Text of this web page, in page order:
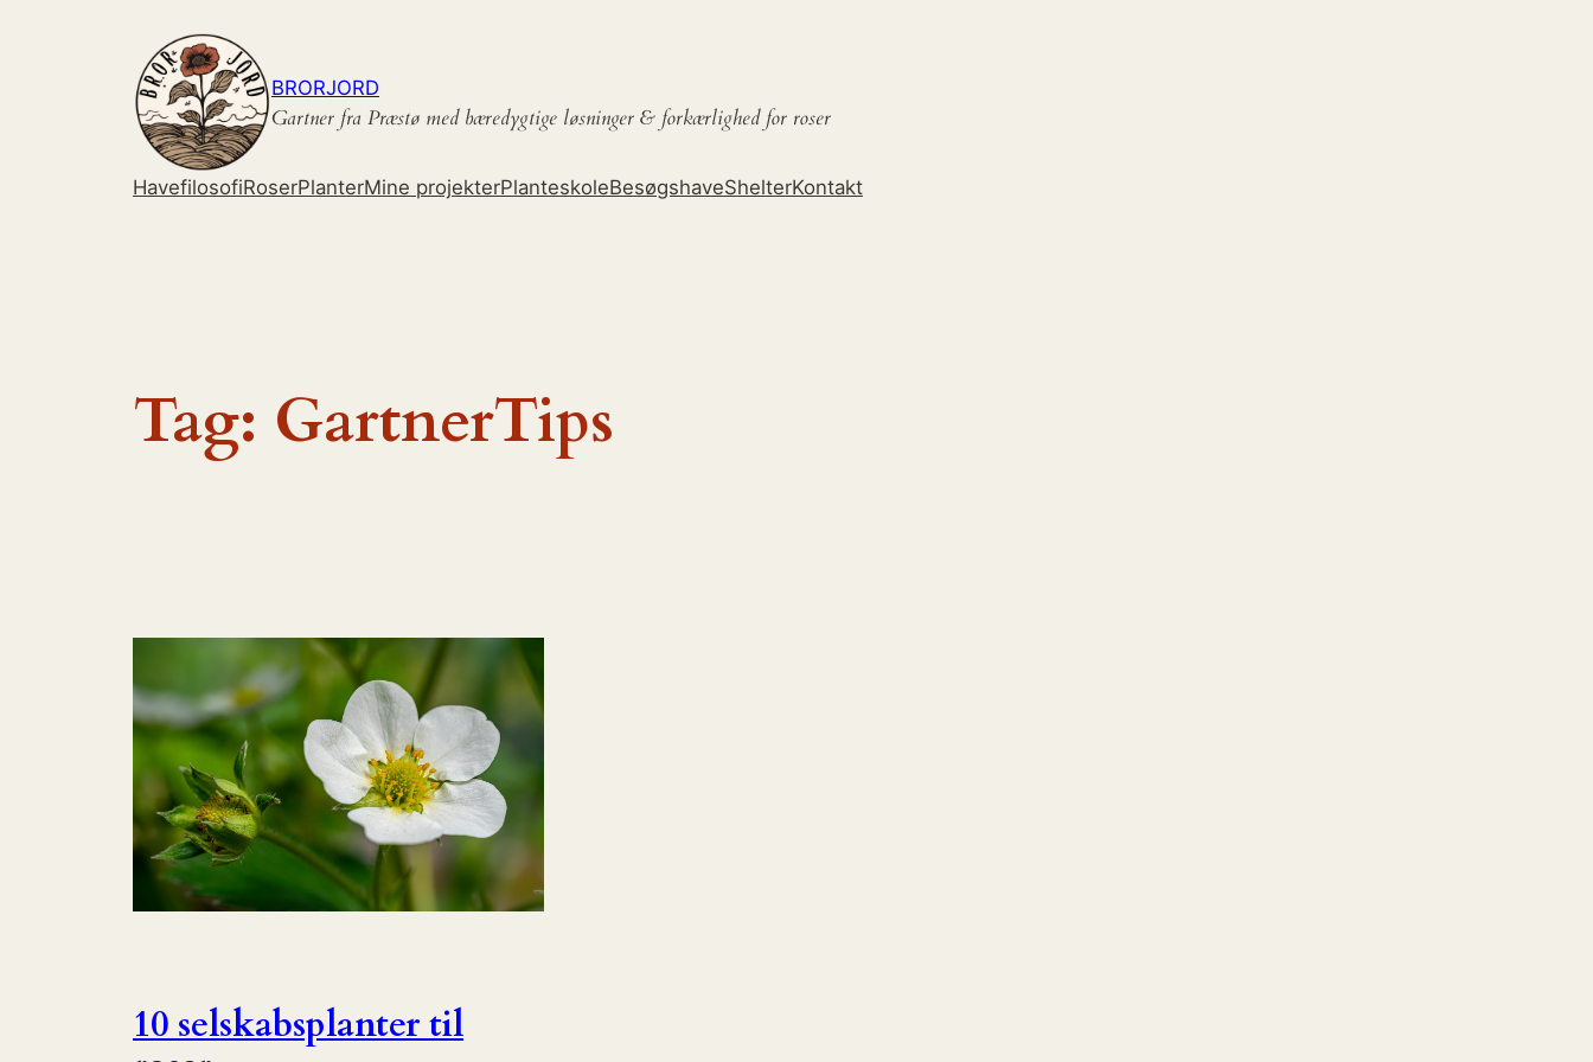
BRORJORD
Gartner fra Præstø med bæredygtige løsninger & forkærlighed for roser
HavefilosofiRoserPlanterMine projekterPlanteskoleBesøgshaveShelterKontakt
Tag: GartnerTips
10 selskabsplanter til